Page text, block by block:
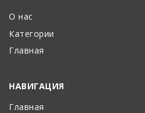
О нас
Категории
Главная
НАВИГАЦИЯ
Главная